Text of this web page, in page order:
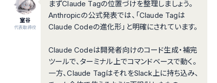
室谷
代表取締役
まずClaude Tagの位置づけを整理しましょう。
Anthropicの公式発表では、「Claude Tagは
Claude Codeの進化形」と明確にされています。
Claude Codeは開発者向けのコード生成・補完
ツールで、ターミナル上でコマンドベースで動く。
一方、Claude TagはそれをSlack上に持ち込み、